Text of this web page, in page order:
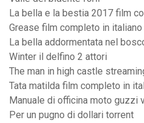
La bella e la bestia 2017 film
Grease film completo in
La bella addormentata nel
Winter il delfino 2 attori
The man in high castle
Tata matilda film completo in
Manuale di officina moto guzzi
Per un pugno di dollari torrent